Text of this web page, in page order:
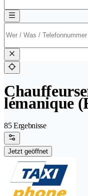
lémanique
85 Ergebnisse
Jetzt geöffnet